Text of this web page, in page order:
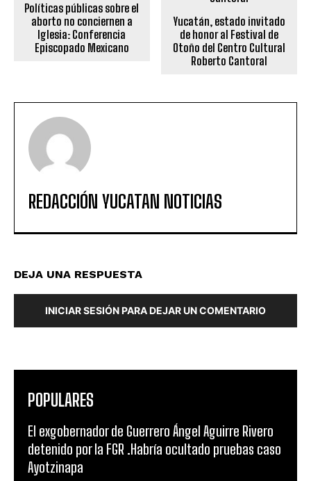
Políticas públicas sobre el
aborto no conciernen a
Iglesia: Conferencia
Episcopado Mexicano
Yucatán, estado invitado
de honor al Festival de
Otoño del Centro Cultural
Roberto Cantoral
REDACCIÓN YUCATAN NOTICIAS
DEJA UNA RESPUESTA
INICIAR SESIÓN PARA DEJAR UN COMENTARIO
POPULARES
El exgobernador de Guerrero Ángel Aguirre Rivero
detenido por la FGR .Habría ocultado pruebas caso
Ayotzinapa